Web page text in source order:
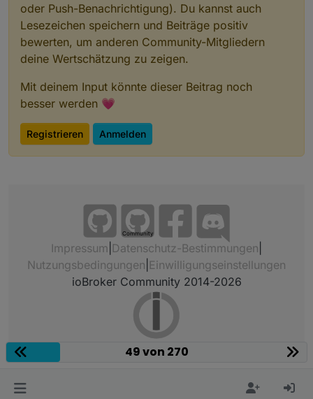
oder Push-Benachrichtigung). Du kannst auch
Lesezeichen speichern und Beiträge positiv
bewerten, um anderen Community-Mitgliedern
deine Wertschätzung zu zeigen.
Mit deinem Input könnte dieser Beitrag noch
besser werden 💗
Registrieren Anmelden
Community
Impressum Datenschutz-Bestimmungen
Nutzungsbedingungen Einwilligungseinstellungen
ioBroker Community 2014-2026
49 von 270